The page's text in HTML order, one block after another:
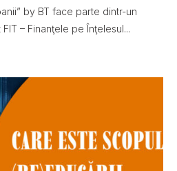
by BT face parte dintr-un
– Finanţele pe Înţelesul...